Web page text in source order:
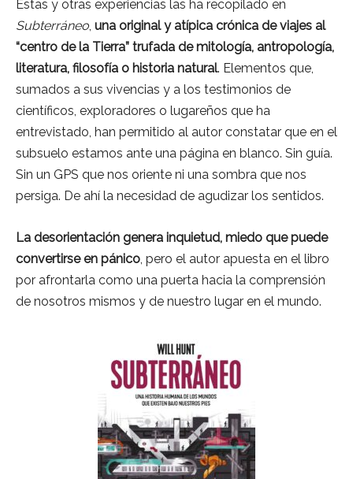
Estas y otras experiencias las ha recopilado en
Subterráneo, una original y atípica crónica de viajes al
“centro de la Tierra” trufada de mitología, antropología,
literatura, filosofía o historia natural. Elementos que,
sumados a sus vivencias y a los testimonios de
científicos, exploradores o lugareños que ha
entrevistado, han permitido al autor constatar que en el
subsuelo estamos ante una página en blanco. Sin guía.
Sin un GPS que nos oriente ni una sombra que nos
persiga. De ahí la necesidad de agudizar los sentidos.
La desorientación genera inquietud, miedo que puede
convertirse en pánico, pero el autor apuesta en el libro
por afrontarla como una puerta hacia la comprensión
de nosotros mismos y de nuestro lugar en el mundo.